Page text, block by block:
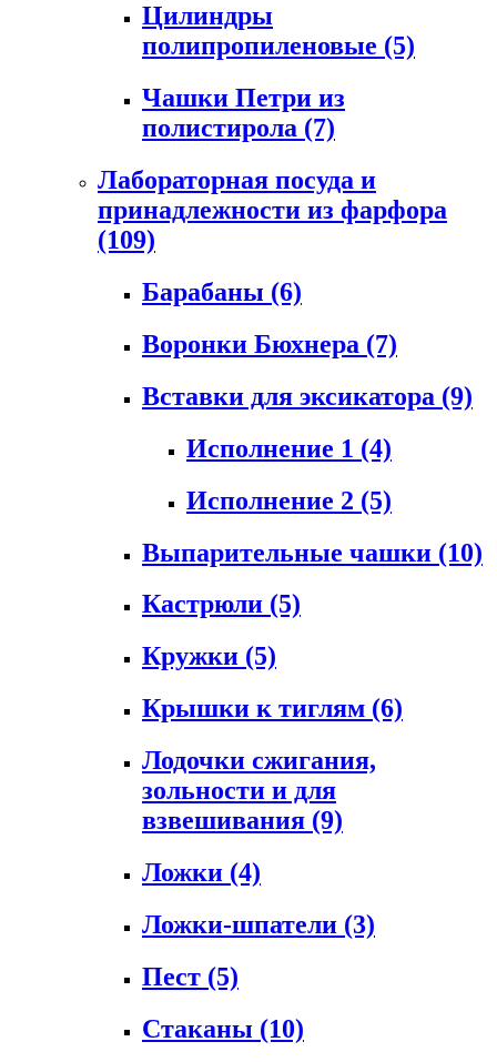
Цилиндры
полипропиленовые (5)
Чашки Петри из
полистирола (7)
Лабораторная посуда и
принадлежности из фарфора
(109)
Барабаны (6)
Воронки Бюхнера (7)
Вставки для эксикатора (9)
Исполнение 1 (4)
Исполнение 2 (5)
Выпарительные чашки (10)
Кастрюли (5)
Кружки (5)
Крышки к тиглям (6)
Лодочки сжигания,
зольности и для
взвешивания (9)
Ложки (4)
Ложки-шпатели (3)
Пест (5)
Стаканы (10)